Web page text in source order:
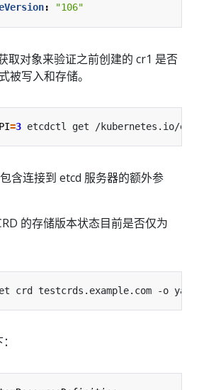
: "106"
取对象来验证之前创建的 cr1 是否
被写入和存储。
=3 etcdctl get /kubernetes.io/
包含连接到 etcd 服务器的额外参
的存储版本状态目前是否仅为